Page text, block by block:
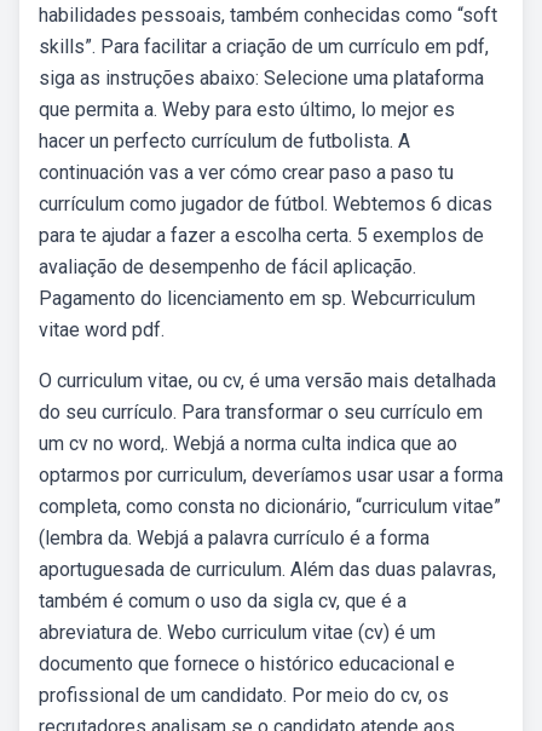
habilidades pessoais, também conhecidas como “soft
skills”. Para facilitar a criação de um currículo em pdf,
siga as instruções abaixo: Selecione uma plataforma
que permita a. Weby para esto último, lo mejor es
hacer un perfecto currículum de futbolista. A
continuación vas a ver cómo crear paso a paso tu
currículum como jugador de fútbol. Webtemos 6 dicas
para te ajudar a fazer a escolha certa. 5 exemplos de
avaliação de desempenho de fácil aplicação.
Pagamento do licenciamento em sp. Webcurriculum
vitae word pdf.
O curriculum vitae, ou cv, é uma versão mais detalhada
do seu currículo. Para transformar o seu currículo em
um cv no word,. Webjá a norma culta indica que ao
optarmos por curriculum, deveríamos usar usar a forma
completa, como consta no dicionário, “curriculum vitae”
(lembra da. Webjá a palavra currículo é a forma
aportuguesada de curriculum. Além das duas palavras,
também é comum o uso da sigla cv, que é a
abreviatura de. Webo curriculum vitae (cv) é um
documento que fornece o histórico educacional e
profissional de um candidato. Por meio do cv, os